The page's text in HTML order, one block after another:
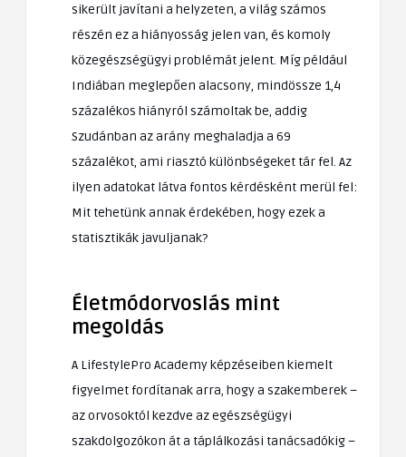
sikerült javítani a helyzeten, a világ számos
részén ez a hiányosság jelen van, és komoly
közegészségügyi problémát jelent. Míg például
Indiában meglepően alacsony, mindössze 1,4
százalékos hiányról számoltak be, addig
Szudánban az arány meghaladja a 69
százalékot, ami riasztó különbségeket tár fel. Az
ilyen adatokat látva fontos kérdésként merül fel:
Mit tehetünk annak érdekében, hogy ezek a
statisztikák javuljanak?
Életmódorvoslás mint
megoldás
A LifestylePro Academy képzéseiben kiemelt
figyelmet fordítanak arra, hogy a szakemberek –
az orvosoktól kezdve az egészségügyi
szakdolgozókon át a táplálkozási tanácsadókig –